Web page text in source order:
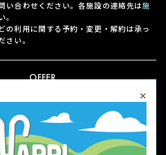
い合わせください。各施設の連絡先は施
。
の利用に関する予約・変更・解約は承っ
さい。
OFFER
ショップ
×